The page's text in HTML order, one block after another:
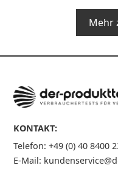
Mehr
KONTAKT:
Telefon: +49 (0) 40 8400
E-Mail: